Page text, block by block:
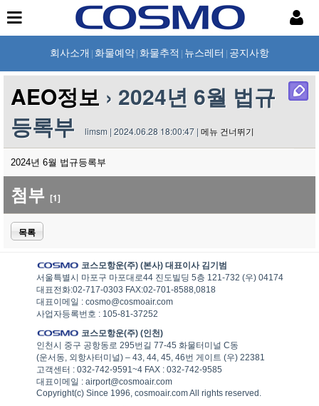
회사소개 화물예약 화물추적 뉴스레터 공지사항
AEO정보 › 2024년 6월 법규
등록부
limsm | 2024.06.28 18:00:47 | 메뉴 건너뛰기
2024년 6월 법규등록부
첨부 [1]
목록
코스모항운(주) (본사) 대표이사 김기범
서울특별시 마포구 마포대로44 진도빌딩 5층 121-732 (우) 04174
대표전화:02-717-0303 FAX:02-701-8588,0818
대표이메일 : cosmo@cosmoair.com
사업자등록번호 : 105-81-37252
코스모항운(주) (인천)
인천시 중구 공항동로 295번길 77-45 화물터미널 C동
(운서동, 외항사터미널) – 43, 44, 45, 46번 게이트 (우) 22381
고객센터 : 032-742-9591~4 FAX : 032-742-9585
대표이메일 : airport@cosmoair.com
Copyright(c) Since 1996, cosmoair.com All rights reserved.